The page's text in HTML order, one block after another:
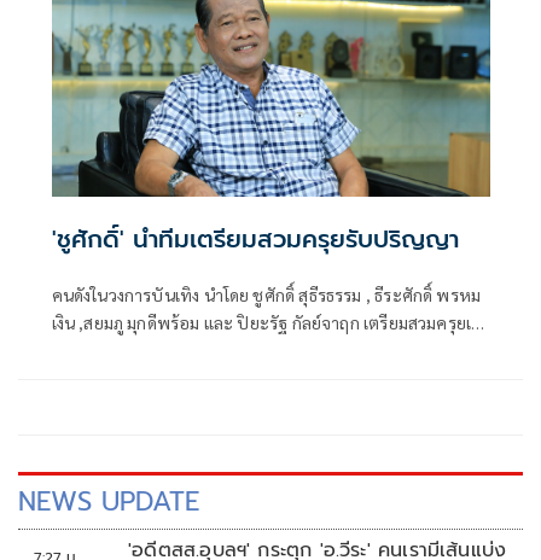
'ชูศักดิ์' นำทีมเตรียมสวมครุยรับปริญญา
คนดังในวงการบันเทิง นำโดย ชูศักดิ์ สุธีรธรรม , ธีระศักดิ์ พรหม
เงิน ,สยมภู มุกดีพร้อม และ ปิยะรัฐ กัลย์จาฤก เตรียมสวมครุยเข้า
NEWS UPDATE
'อดีตสส.อุบลฯ' กระตุก 'อ.วีระ' คนเรามีเส้นแบ่ง